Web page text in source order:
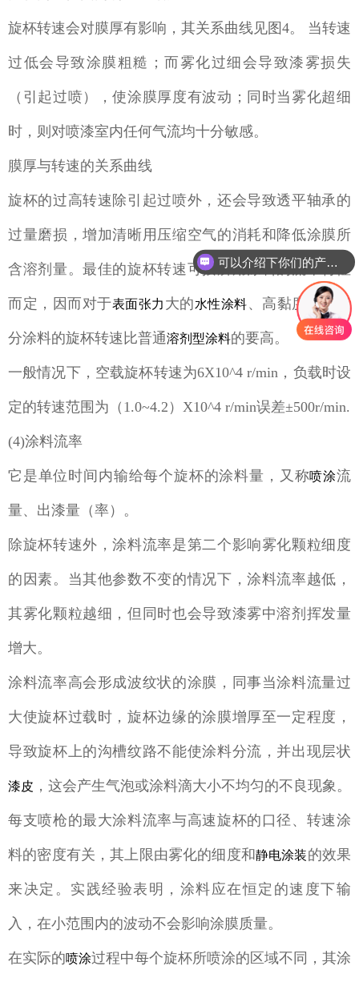
旋杯转速会对膜厚有影响，其关系曲线见图4。 当转速
过低会导致涂膜粗糙；而雾化过细会导致漆雾损失
（引起过喷），使涂膜厚度有波动；同时当雾化超细
时，则对喷漆室内任何气流均十分敏感。
膜厚与转速的关系曲线
旋杯的过高转速除引起过喷外，还会导致透平轴承的
过量磨损，增加清晰用压缩空气的消耗和降低涂膜所
含溶剂量。最佳的旋杯转速可按所用涂料的流率特性
而定，因而对于表面张力 大的水性涂料、高黏度的双组
分涂料的旋杯转速比普通溶剂型涂料的要高。
一般情况下，空载旋杯转速为6X10^4 r/min，负载时设
定的转速范围为（1.0~4.2）X10^4 r/min误差±500r/min.
(4)涂料流率
它是单位时间内输给每个旋杯的涂料量，又称喷涂流
量、出漆量（率）。
除旋杯转速外，涂料流率是第二个影响雾化颗粒细度
的因素。当其他参数不变的情况下，涂料流率越低，
其雾化颗粒越细，但同时也会导致漆雾中溶剂挥发量
增大。
涂料流率高会形成波纹状的涂膜，同事当涂料流量过
大使旋杯过载时，旋杯边缘的涂膜增厚至一定程度，
导致旋杯上的沟槽纹路不能使涂料分流，并出现层状
漆皮 ，这会产生气泡或涂料滴大小不均匀的不良现象。
每支喷枪的最大涂料流率与高速旋杯的口径、转速涂
料的密度有关，其上限由雾化的细度和静电涂装的效果
来决定。实践经验表明，涂料应在恒定的速度下输
入，在小范围内的波动不会影响涂膜质量。
在实际的喷涂过程中每个旋杯所喷涂的区域不同，其涂
可以介绍下你们的产品么
你们是怎么收费的呢